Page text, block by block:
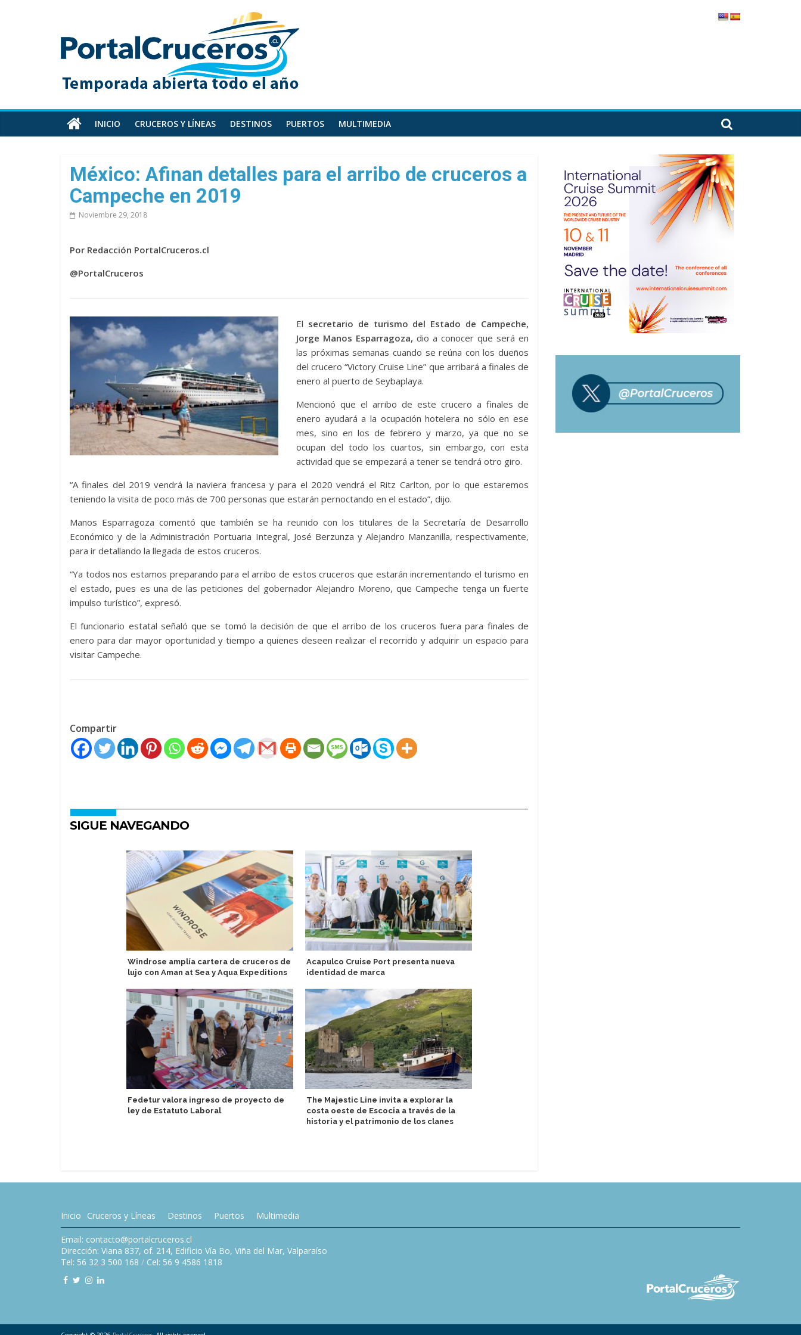
PortalCruceros
Toda
información
cruceros
en
un
sitio
INICIO CRUCEROS Y LÍNEAS DESTINOS PUERTOS MULTIMEDIA
México: Afinan detalles para el arribo de cruceros a
Campeche en 2019
Noviembre 29, 2018
Por Redacción PortalCruceros.cl
@PortalCruceros
El secretario de turismo del Estado de Campeche,
Jorge Manos Esparragoza, dio a conocer que será en
las próximas semanas cuando se reúna con los dueños
del crucero “Victory Cruise Line” que arribará a finales de
enero al puerto de Seybaplaya.
Mencionó que el arribo de este crucero a finales de
enero ayudará a la ocupación hotelera no sólo en ese
mes, sino en los de febrero y marzo, ya que no se
ocupan del todo los cuartos, sin embargo, con esta
actividad que se empezará a tener se tendrá otro giro.
“A finales del 2019 vendrá la naviera francesa y para el 2020 vendrá el Ritz Carlton, por lo que estaremos
teniendo la visita de poco más de 700 personas que estarán pernoctando en el estado”, dijo.
Manos Esparragoza comentó que también se ha reunido con los titulares de la Secretaría de Desarrollo
Económico y de la Administración Portuaria Integral, José Berzunza y Alejandro Manzanilla, respectivamente,
para ir detallando la llegada de estos cruceros.
“Ya todos nos estamos preparando para el arribo de estos cruceros que estarán incrementando el turismo en
el estado, pues es una de las peticiones del gobernador Alejandro Moreno, que Campeche tenga un fuerte
impulso turístico”, expresó.
El funcionario estatal señaló que se tomó la decisión de que el arribo de los cruceros fuera para finales de
enero para dar mayor oportunidad y tiempo a quienes deseen realizar el recorrido y adquirir un espacio para
visitar Campeche.
Compartir
SIGUE NAVEGANDO
Windrose amplía cartera de cruceros de
lujo con Aman at Sea y Aqua Expeditions
Fedetur valora ingreso de proyecto de
ley de Estatuto Laboral
Acapulco Cruise Port presenta nueva
identidad de marca
The Majestic Line invita a explorar la
costa oeste de Escocia a través de la
historia y el patrimonio de los clanes
Inicio Cruceros y Líneas Destinos Puertos Multimedia
Email: contacto@portalcruceros.cl
Dirección: Viana 837, of. 214, Edificio Vía Bo, Viña del Mar, Valparaíso
Tel: 56 32 3 500 168 / Cel: 56 9 4586 1818